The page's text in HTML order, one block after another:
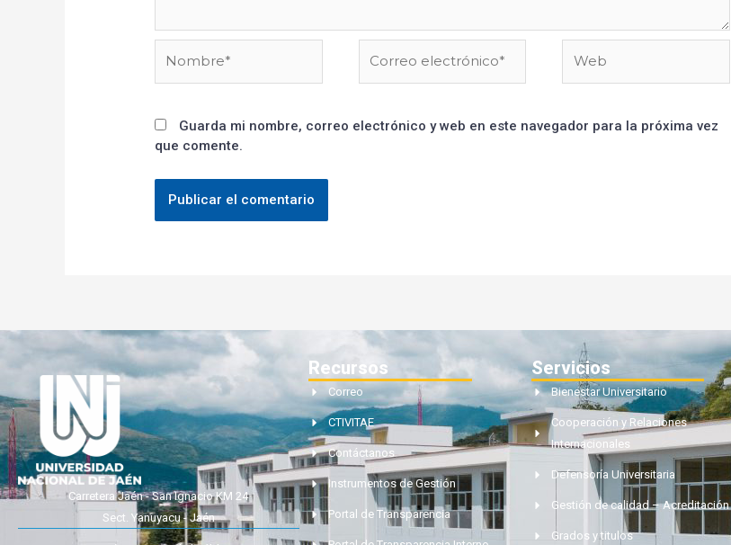
Guarda mi nombre, correo electrónico y web en este navegador para la próxima vez
que comente.
Carretera Jaén - San Ignacio KM 24
Sect. Yanuyacu - Jaén
Recursos
Correo
CTIVITAE
Contáctanos
Instrumentos de Gestión
Portal de Transparencia
Servicios
Bienestar Universitario
Cooperación y Relaciones
Internacionales
Defensoría Universitaria
Gestión de calidad – Acreditación
Grados y titulos